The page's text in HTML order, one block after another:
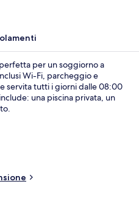
per un soggiorno a
Wi-Fi, parcheggio e
servita tutti i giorni dalle 08:00
una piscina privata, un